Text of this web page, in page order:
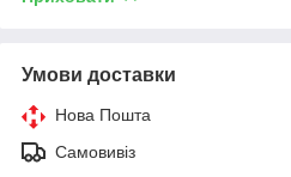
Умови доставки
Нова Пошта
Самовивіз